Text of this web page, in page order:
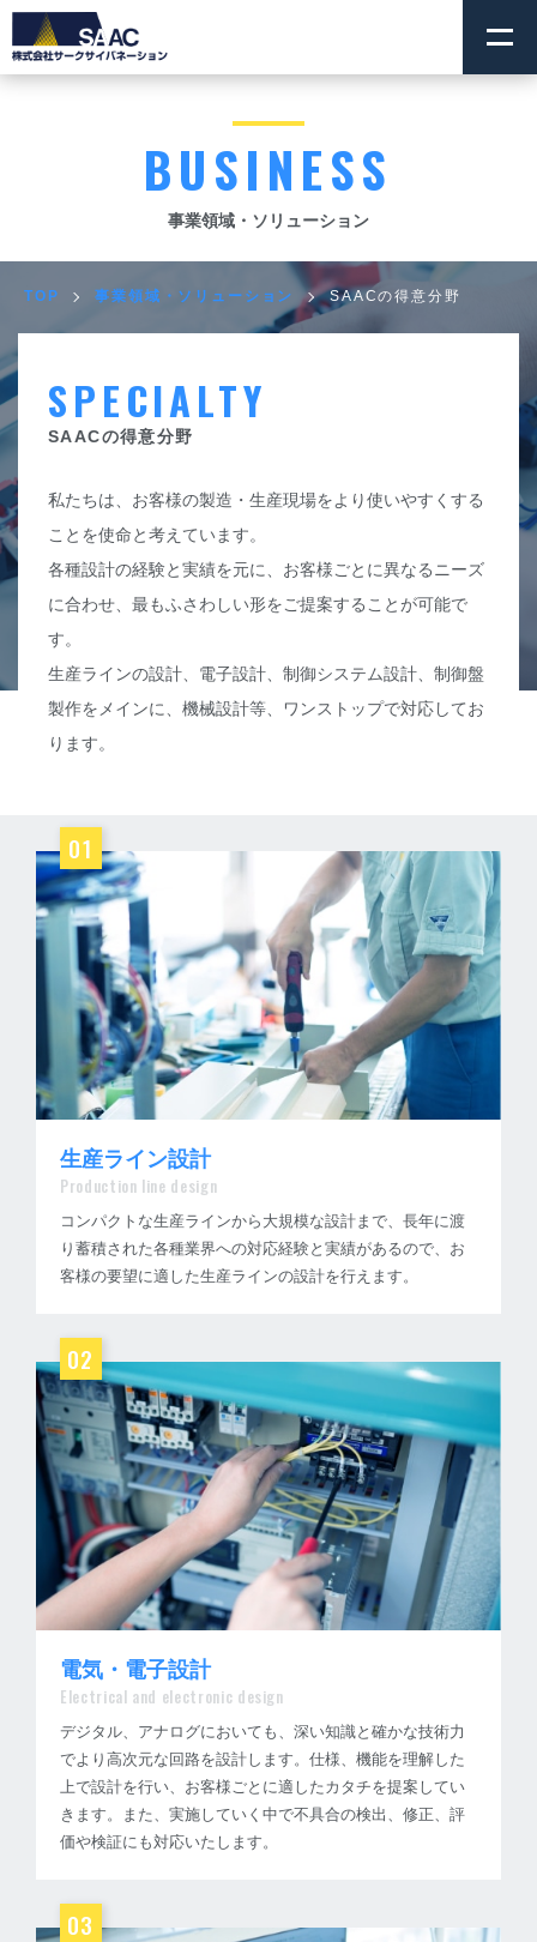
BUSINESS
事業領域・ソリューション
TOP 事業領域・ソリューション SAACの得意分野
SPECIALTY
SAACの得意分野
私たちは、お客様の製造・生産現場をより使いやすくする
ことを使命と考えています。
各種設計の経験と実績を元に、お客様ごとに異なるニーズ
に合わせ、最もふさわしい形をご提案することが可能で
す。
生産ラインの設計、電子設計、制御システム設計、制御盤
製作をメインに、機械設計等、ワンストップで対応してお
ります。
01
生産ライン設計
Production line design
コンパクトな生産ラインから大規模な設計まで、長年に渡
り蓄積された各種業界への対応経験と実績があるので、お
客様の要望に適した生産ラインの設計を行えます。
02
電気・電子設計
Electrical and electronic design
デジタル、アナログにおいても、深い知識と確かな技術力
でより高次元な回路を設計します。仕様、機能を理解した
上で設計を行い、お客様ごとに適したカタチを提案してい
きます。また、実施していく中で不具合の検出、修正、評
価や検証にも対応いたします。
03
ご挨拶
会社概要・沿革